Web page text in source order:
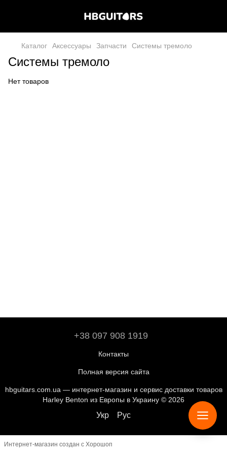
Каталог Аксессуары Запчасти Системы тремоло
Системы тремоло
Нет товаров
+38 097 908 1919
Контакты
Полная версия сайта
hbguitars.com.ua — интернет-магазин и сервис доставки товаров
Harley Benton из Европы в Украину © 2026
Укр Рус
Интернет-магазин создан с Хорошоп